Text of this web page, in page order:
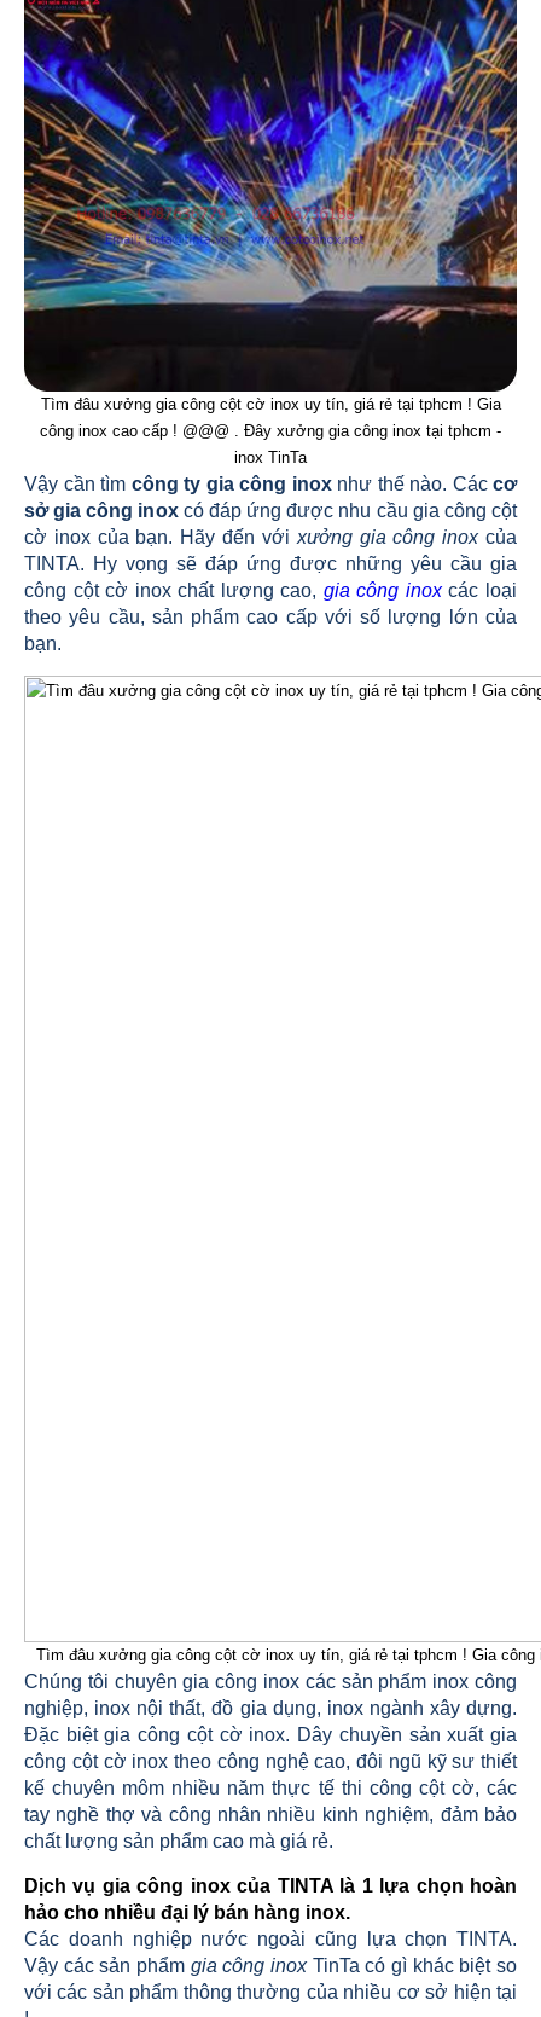
Tìm đâu xưởng gia công cột cờ inox uy tín, giá rẻ tại tphcm ! Gia
công inox cao cấp ! @@@ . Đây xưởng gia công inox tại tphcm -
inox TinTa
Vậy cần tìm công ty gia công inoxnhư thế nào. Các cơ
sở gia công inoxcó đáp ứng được nhu cầu gia công cột
cờ inoxcủa bạn. Hãy đến vớixưởng gia công inoxcủa
TINTA. Hy vọng sẽ đáp ứng được những yêu cầu gia
công cột cờ inoxchất lượng cao, gia công inoxcác loại
theo yêu cầu, sản phẩm cao cấp với số lượng lớn của
bạn.
Tìm đâu xưởng gia công cột cờ inox uy tín, giá rẻ tại tphcm ! Gia
Chúng tôi chuyên gia công inox các sản phẩm inox công
nghiệp, inox nội thất, đồ gia dụng, inox ngành xây dựng.
Đặc biệt gia công cột cờ inox. Dây chuyền sản xuất gia
công cột cờ inox theo công nghệ cao, đôi ngũ kỹ sư thiết
kế chuyên môm nhiều năm thực tế thi công cột cờ, các
tay nghề thợ và công nhân nhiều kinh nghiệm, đảm bảo
chất lượng sản phẩm cao mà giá rẻ.
Dịch vụ gia công inox của TINTA là 1 lựa chọn hoàn
hảo cho nhiều đại lý bán hàng inox.
Các doanh nghiệp nước ngoài cũng lựa chọn TINTA.
Vậy các sản phẩm gia công inoxTinTa có gì khác biệt so
với các sản phẩm thông thường của nhiều cơ sở hiện tại